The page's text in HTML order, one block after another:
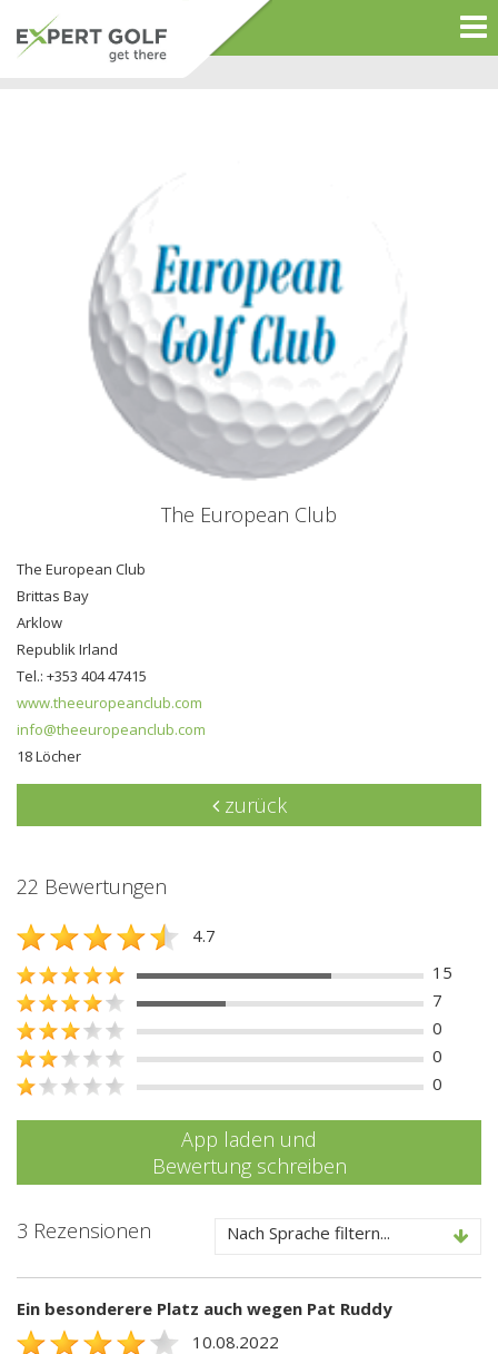
The European Club
The European Club
Brittas Bay
Arklow
Republik Irland
Tel.: +353 404 47415
www.theeuropeanclub.com
info@theeuropeanclub.com
18 Löcher
zurück
22 Bewertungen
4.7
15
7
0
0
0
App laden und
Bewertung schreiben
3 Rezensionen Nach Sprache filtern...
Ein besonderere Platz auch wegen Pat Ruddy
10.08.2022